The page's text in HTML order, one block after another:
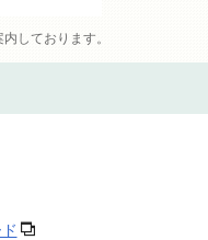
しております。